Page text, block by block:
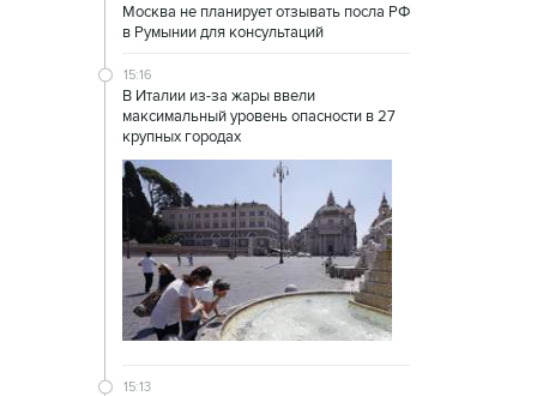
Москва не планирует отзывать посла РФ
в Румынии для консультаций
15:16
В Италии из-за жары ввели
максимальный уровень опасности в 27
крупных городах
15:13